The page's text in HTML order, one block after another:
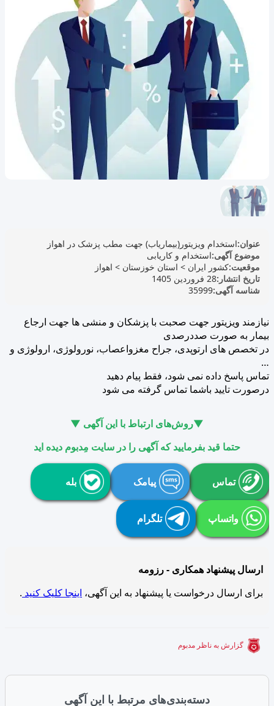
عنوان:استخدام ویزیتور(بیماریاب) جهت مطب پزشک در اهواز
موضوع آگهی:استخدام و کاریابی
موقعیت:کشور ایران > استان خوزستان > اهواز
تاریخ انتشار:28 فروردین 1405
شناسه آگهی:35999
نیازمند ویزیتور جهت صحبت با پزشکان و منشی ها جهت ارجاع
بیمار به صورت صددرصدی
در تخصص های ارتوپدی، جراح مغزواعصاب، نورولوژی، ارولوژی و
…
تماس پاسخ داده نمی شود، فقط پیام دهید
درصورت تایید باشما تماس گرفته می شود
▼روش‌های ارتباط با این آگهی ▼
حتما قید بفرمایید که آگهی را در سایت مِدبوم دیده اید
تماس پیامک بله
واتساپ تلگرام
ارسال پیشنهاد همکاری - رزومه
برای ارسال درخواست یا پیشنهاد به این آگهی، اینجا کلیک کنید .
گزارش به ناظر مدبوم
دسته‌بندی‌های مرتبط با این آگهی